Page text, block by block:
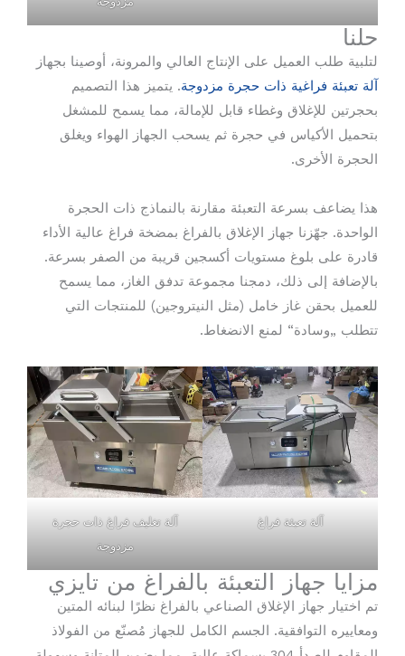
حلنا
لتلبية طلب العميل على الإنتاج العالي والمرونة، أوصينا بجهاز
آلة تعبئة فراغية ذات حجرة مزدوجة. يتميز هذا التصميم
بحجرتين للإغلاق وغطاء قابل للإمالة، مما يسمح للمشغل
بتحميل الأكياس في حجرة ثم يسحب الجهاز الهواء ويغلق
الحجرة الأخرى.
هذا يضاعف بسرعة التعبئة مقارنة بالنماذج ذات الحجرة
الواحدة. جهّزنا جهاز الإغلاق بالفراغ بمضخة فراغ عالية الأداء
قادرة على بلوغ مستويات أكسجين قريبة من الصفر بسرعة.
بالإضافة إلى ذلك، دمجنا مجموعة تدفق الغاز، مما يسمح
للعميل بحقن غاز خامل (مثل النيتروجين) للمنتجات التي
تتطلب „وسادة“ لمنع الانضغاط.
آلة تعبئة فراغ
آلة تغليف فراغ ذات حجرة
مزدوجة
مزايا جهاز التعبئة بالفراغ من تايزي
تم اختيار جهاز الإغلاق الصناعي بالفراغ نظرًا لبنائه المتين
ومعاييره التوافقية. الجسم الكامل للجهاز مُصنّع من الفولاذ